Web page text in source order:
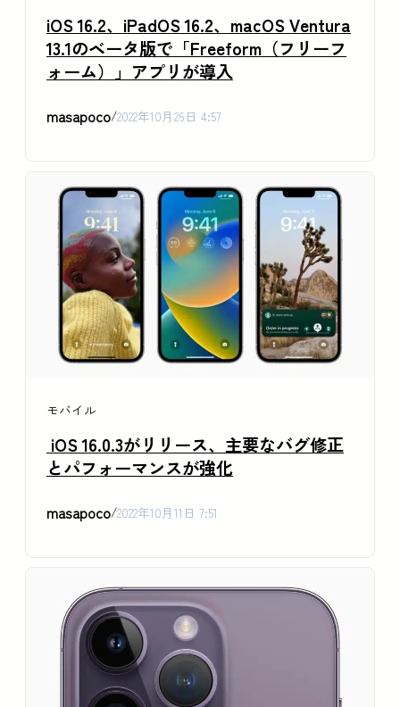
iOS 16.2、iPadOS 16.2、macOS Ventura
13.1のベータ版で「Freeform（フリーフ
ォーム）」アプリが導入
masapoco/2022年10月26日 4:57
モバイル
iOS 16.0.3がリリース、主要なバグ修正
とパフォーマンスが強化
masapoco/2022年10月11日 7:51